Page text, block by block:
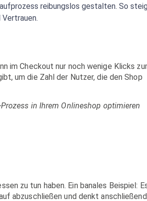
reibungslos gestalten. So
im Checkout nur noch wenige Klicks
um die Zahl der Nutzer, die den Shop
in Ihrem Onlineshop optimieren
zu tun haben. Ein banales Beispiel:
abzuschließen und denkt anschließend